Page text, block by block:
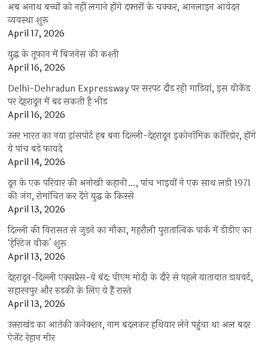
अब अनाथ बच्चों को नहीं लगाने होंगे दफ्तरों के चक्कर, आनलाइन आवेदन
व्यवस्था शुरू
April 17, 2026
युद्ध के तूफान में बिजनेस की कश्ती
April 16, 2026
Delhi-Dehradun Expressway पर सरपट दौड़ रही गाड़ियां, इस वीकेंड
पर देहरादून में बढ़ सकती है भीड़
April 16, 2026
उत्तर भारत का नया ट्रांसपोर्ट हब बना दिल्ली-देहरादून इकोनॉमिक कॉरिडोर, होंगे
ये पांच बड़े फायदे
April 14, 2026
दून के एक परिवार की अनोखी कहानी…, पांच भाइयों ने एक साथ लड़ी 1971
की जंग, रोमांचित कर देंगे युद्ध के किस्से
April 13, 2026
दिल्ली की विरासत से जुड़ने का मौका, महरौली पुरातात्विक पार्क में डीडीए का
‘हेरिटेज वीक’ शुरू
April 13, 2026
देहरादून-दिल्ली एक्सप्रेस-वे बंद: पीएम मोदी के दौरे से पहले यातायात डायवर्ट,
सहारनपुर और रुड़की के लिए ये हैं रास्ते
April 13, 2026
उत्तराखंड का आतंकी कनेक्शन, नाम बदलकर हथियार लेने पहुंचा था अल बदर
ऐजेंट रेहान मीर